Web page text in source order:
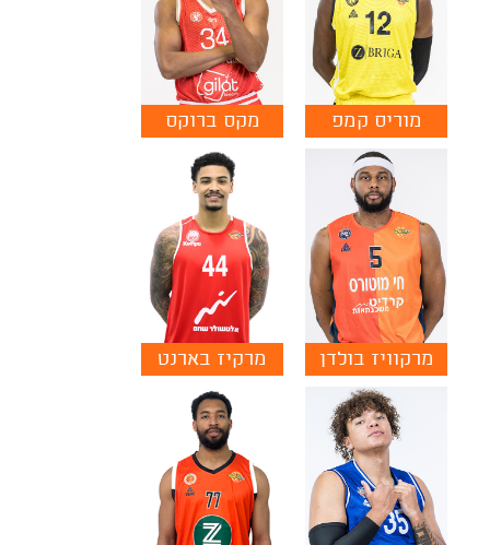
מוריס קמפ מקס ברוקס
מרקוויז בולדן מרקיז בארנט